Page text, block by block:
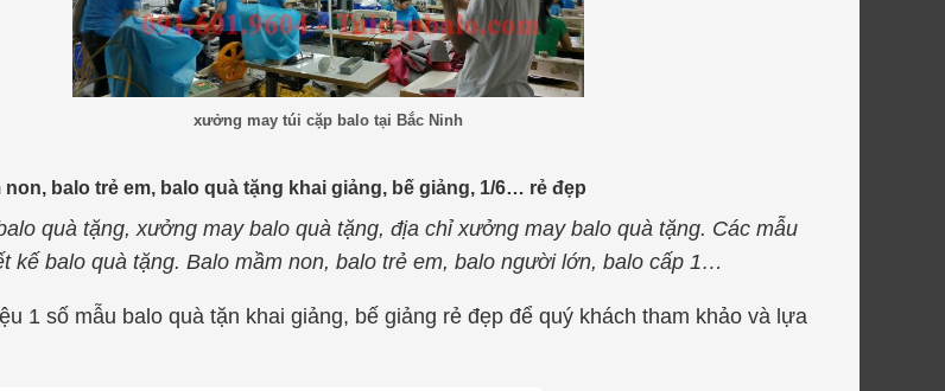
xưởng may túi cặp balo tại Bắc Ninh
non, balo trẻ em, balo quà tặng khai giảng, bế giảng, 1/6… rẻ đẹp
quà tặng, xưởng may balo quà tặng, địa chỉ xưởng may balo quà tặng. Các mẫu
kế balo quà tặng. Balo mầm non, balo trẻ em, balo người lớn, balo cấp 1…
1 số mẫu balo quà tặn khai giảng, bế giảng rẻ đẹp để quý khách tham khảo và lựa